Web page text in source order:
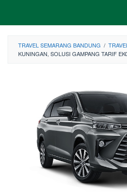
content
TRAVEL SEMARANG BANDUNG / TRAVEL
KUNINGAN, SOLUSI GAMPANG TARIF